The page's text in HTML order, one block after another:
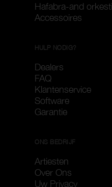
Hafabra-and
Accessoires
HULP NODIG?
Dealers
FAQ
Klantenservice
Software
Garantie
ONS BEDRIJF
Artiesten
Over Ons
Uw Privacy